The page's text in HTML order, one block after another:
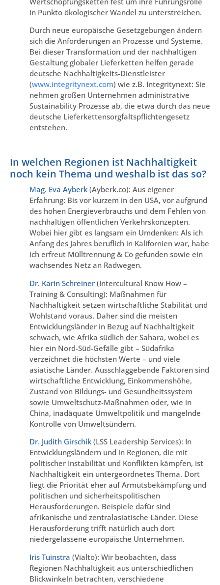
in Punkto ökologischer Wandel zu unterstreichen.
Durch neue europäische Gesetzgebungen ändern
sich die Anforderungen an Prozesse und Systeme.
Bei dieser Transformation und der nachhaltigen
Gestaltung globaler Lieferketten helfen gerade
deutsche Nachhaltigkeits-Dienstleister
(www.integritynext.com) wie z.B. Integritynext: Sie
nehmen großen Unternehmen administrative
Sustainability Prozesse ab, die etwa durch das neue
deutsche Lieferkettensorgfaltspflichtengesetz
entstehen.
In welchen Regionen ist Nachhaltigkeit
noch kein Thema und weshalb ist das so?
Mag. Eva Ayberk (Ayberk.co): Aus eigener
Erfahrung: Bis vor kurzem in den USA, vor aufgrund
des hohen Energieverbrauchs und dem Fehlen von
nachhaltigen öffentlichen Verkehrskonzepten.
Wobei hier gibt es langsam ein Umdenken: Als ich
Anfang des Jahres beruflich in Kalifornien war, habe
ich erfreut Mülltrennung & Co gefunden sowie ein
wachsendes Netz an Radwegen.
Dr. Karin Schreiner (Intercultural Know How –
Training & Consulting): Maßnahmen für
Nachhaltigkeit setzen wirtschaftliche Stabilität und
Wohlstand voraus. Daher sind die meisten
Entwicklungsländer in Bezug auf Nachhaltigkeit
schwach, wie Afrika südlich der Sahara, wobei es
hier ein Nord-Süd-Gefälle gibt – Südafrika
verzeichnet die höchsten Werte – und viele
asiatische Länder. Ausschlaggebende Faktoren sind
wirtschaftliche Entwicklung, Einkommenshöhe,
Zustand von Bildungs- und Gesundheitssystem
sowie Umweltschutz-Maßnahmen oder, wie in
China, inadäquate Umweltpolitik und mangelnde
Kontrolle von Umweltsündern.
Dr. Judith Girschik (LSS Leadership Services): In
Entwicklungsländern und in Regionen, die mit
politischer Instabilität und Konflikten kämpfen, ist
Nachhaltigkeit ein untergeordnetes Thema. Dort
liegt die Priorität eher auf Armutsbekämpfung und
politischen und sicherheitspolitischen
Herausforderungen. Beispiele dafür sind
afrikanische und zentralasiatische Länder. Diese
Herausforderung trifft natürlich auch dort
niedergelassene europäische Unternehmen.
Iris Tuinstra (Vialto): Wir beobachten, dass
Regionen Nachhaltigkeit aus unterschiedlichen
Blickwinkeln betrachten, verschiedene